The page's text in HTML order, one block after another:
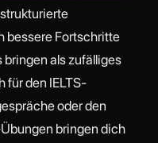
bessere Fortschritte
als zufälliges
für den IELTS-
oder den
bringen dich